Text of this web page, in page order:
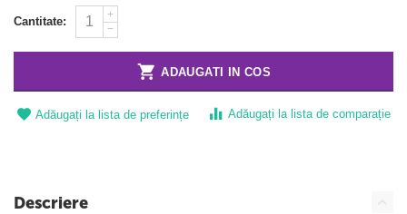
Cantitate:
+
−
ADAUGATI IN COS
Adăugați la lista de preferințe Adăugați la lista de comparație
Descriere